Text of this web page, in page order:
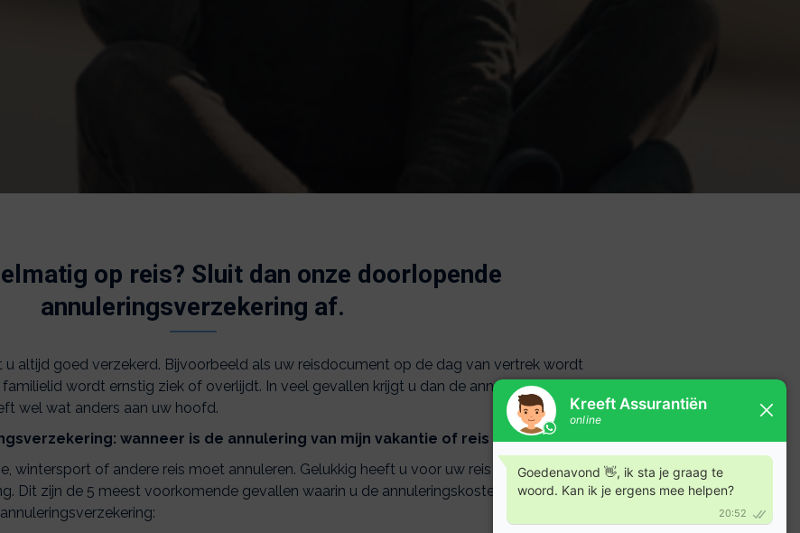
op reis? Sluit dan onze doorlopende
annuleringsverzekering af.
u altijd goed verzekerd. Bijvoorbeeld als uw reisdocument op de dag van vertrek wordt
wordt ernstig ziek of overlijdt. In veel gevallen krijgt u dan de annuleringskosten
wel wat anders aan uw hoofd.
wanneer is de annulering van mijn vakantie of reis gedekt?
wintersport of andere reis moet annuleren. Gelukkig heeft u voor uw reis een goede
Dit zijn de 5 meest voorkomende gevallen waarin u de annuleringskosten van uw reis